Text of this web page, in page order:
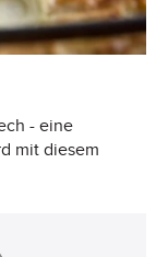
- eine
mit diesem